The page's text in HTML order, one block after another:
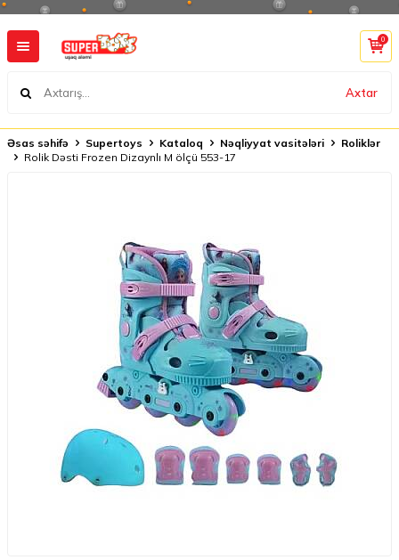
Axtar
0
Əsas səhifə Supertoys Kataloq Nəqliyyat vasitələri
Roliklər
Rolik Dəsti Frozen Dizaynlı M ölçü 553-17